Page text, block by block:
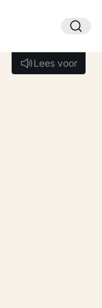
Lees voor
Lees voor